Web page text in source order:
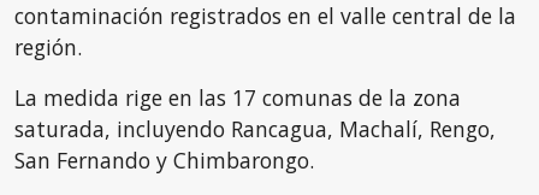
contaminación registrados en el valle central de la
región.
La medida rige en las 17 comunas de la zona
saturada, incluyendo Rancagua, Machalí, Rengo,
San Fernando y Chimbarongo.